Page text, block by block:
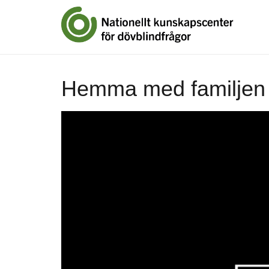
Hemma med